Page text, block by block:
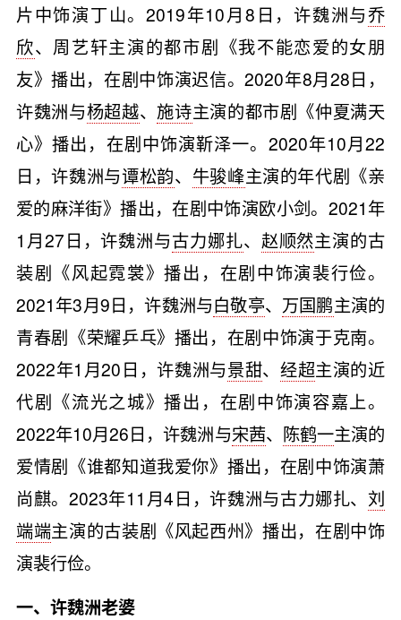
片中饰演丁山。2019年10月8日，许魏洲与乔
欣、周艺轩主演的都市剧《我不能恋爱的女朋
友》播出，在剧中饰演迟信。2020年8月28日，
许魏洲与杨超越、施诗主演的都市剧《仲夏满天
心》播出，在剧中饰演靳泽一。2020年10月22
日，许魏洲与谭松韵、 牛骏峰主演的年代剧《亲
爱的麻洋街》播出，在剧中饰演欧小剑。2021年
1月27日，许魏洲与古力娜扎、 赵顺然主演的古
装剧《风起霓裳》播出，在剧中饰演裴行俭。
2021年3月9日，许魏洲与白敬亭、 万国鹏主演的
青春剧《荣耀乒乓》播出，在剧中饰演于克南。
2022年1月20日，许魏洲与景甜、 经超主演的近
代剧《流光之城》播出，在剧中饰演容嘉上。
2022年10月26日，许魏洲与宋茜、 陈鹤一主演的
爱情剧《谁都知道我爱你》播出，在剧中饰演萧
尚麒。2023年11月4日，许魏洲与古力娜扎、刘
端端主演的古装剧《风起西州》播出，在剧中饰
演裴行俭。
一、许魏洲老婆